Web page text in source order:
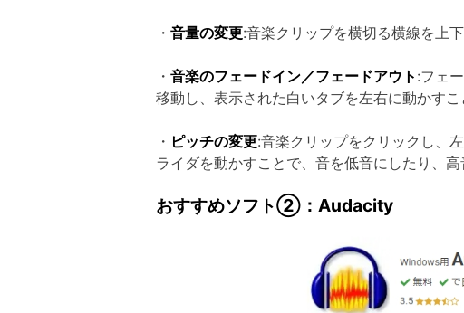
・ 音量の変更:音楽クリップを横切る横線を上
・ 音楽のフェードイン／フェードアウト :フェ
移動し、表示された白いタブを左右に動かす
・ ピッチの変更:音楽クリップをクリックし、
ライダを動かすことで、音を低音にしたり、
おすすめソフト②：Audacity